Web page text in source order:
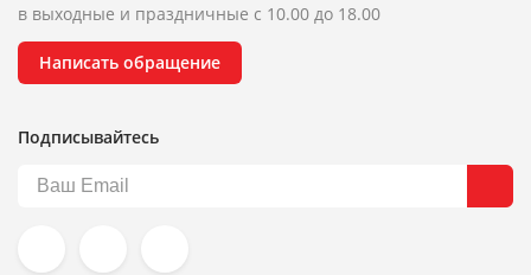
в выходные и праздничные с 10.00 до 18.00
Написать обращение
Подписывайтесь